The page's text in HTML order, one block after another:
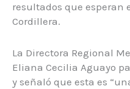
resultados que esperan
Cordillera.
La Directora Regional
Eliana Cecilia Aguayo
y señaló que esta es